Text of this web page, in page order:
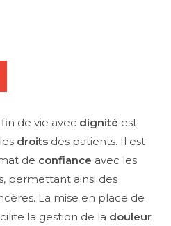
de vie avec dignité est
droits des patients. Il est
de confiance avec les
permettant ainsi des
La mise en place de
la gestion de la douleur